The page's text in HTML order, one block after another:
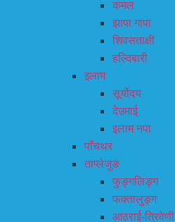
कमल
झापा गापा
शिवसताक्षी
हल्दिबारी
इलाम
सूर्योदय
देउमाई
इलाम नपा
पाँचथर
ताप्लेजुङ
फुङ्गलिङ्ग
फक्तालुङ्ग
आठराई-त्रिवेणी